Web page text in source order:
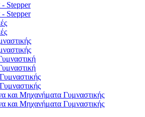
- Stepper
- Stepper
και Μηχανήματα Γυμναστικής
και Μηχανήματα Γυμναστικής